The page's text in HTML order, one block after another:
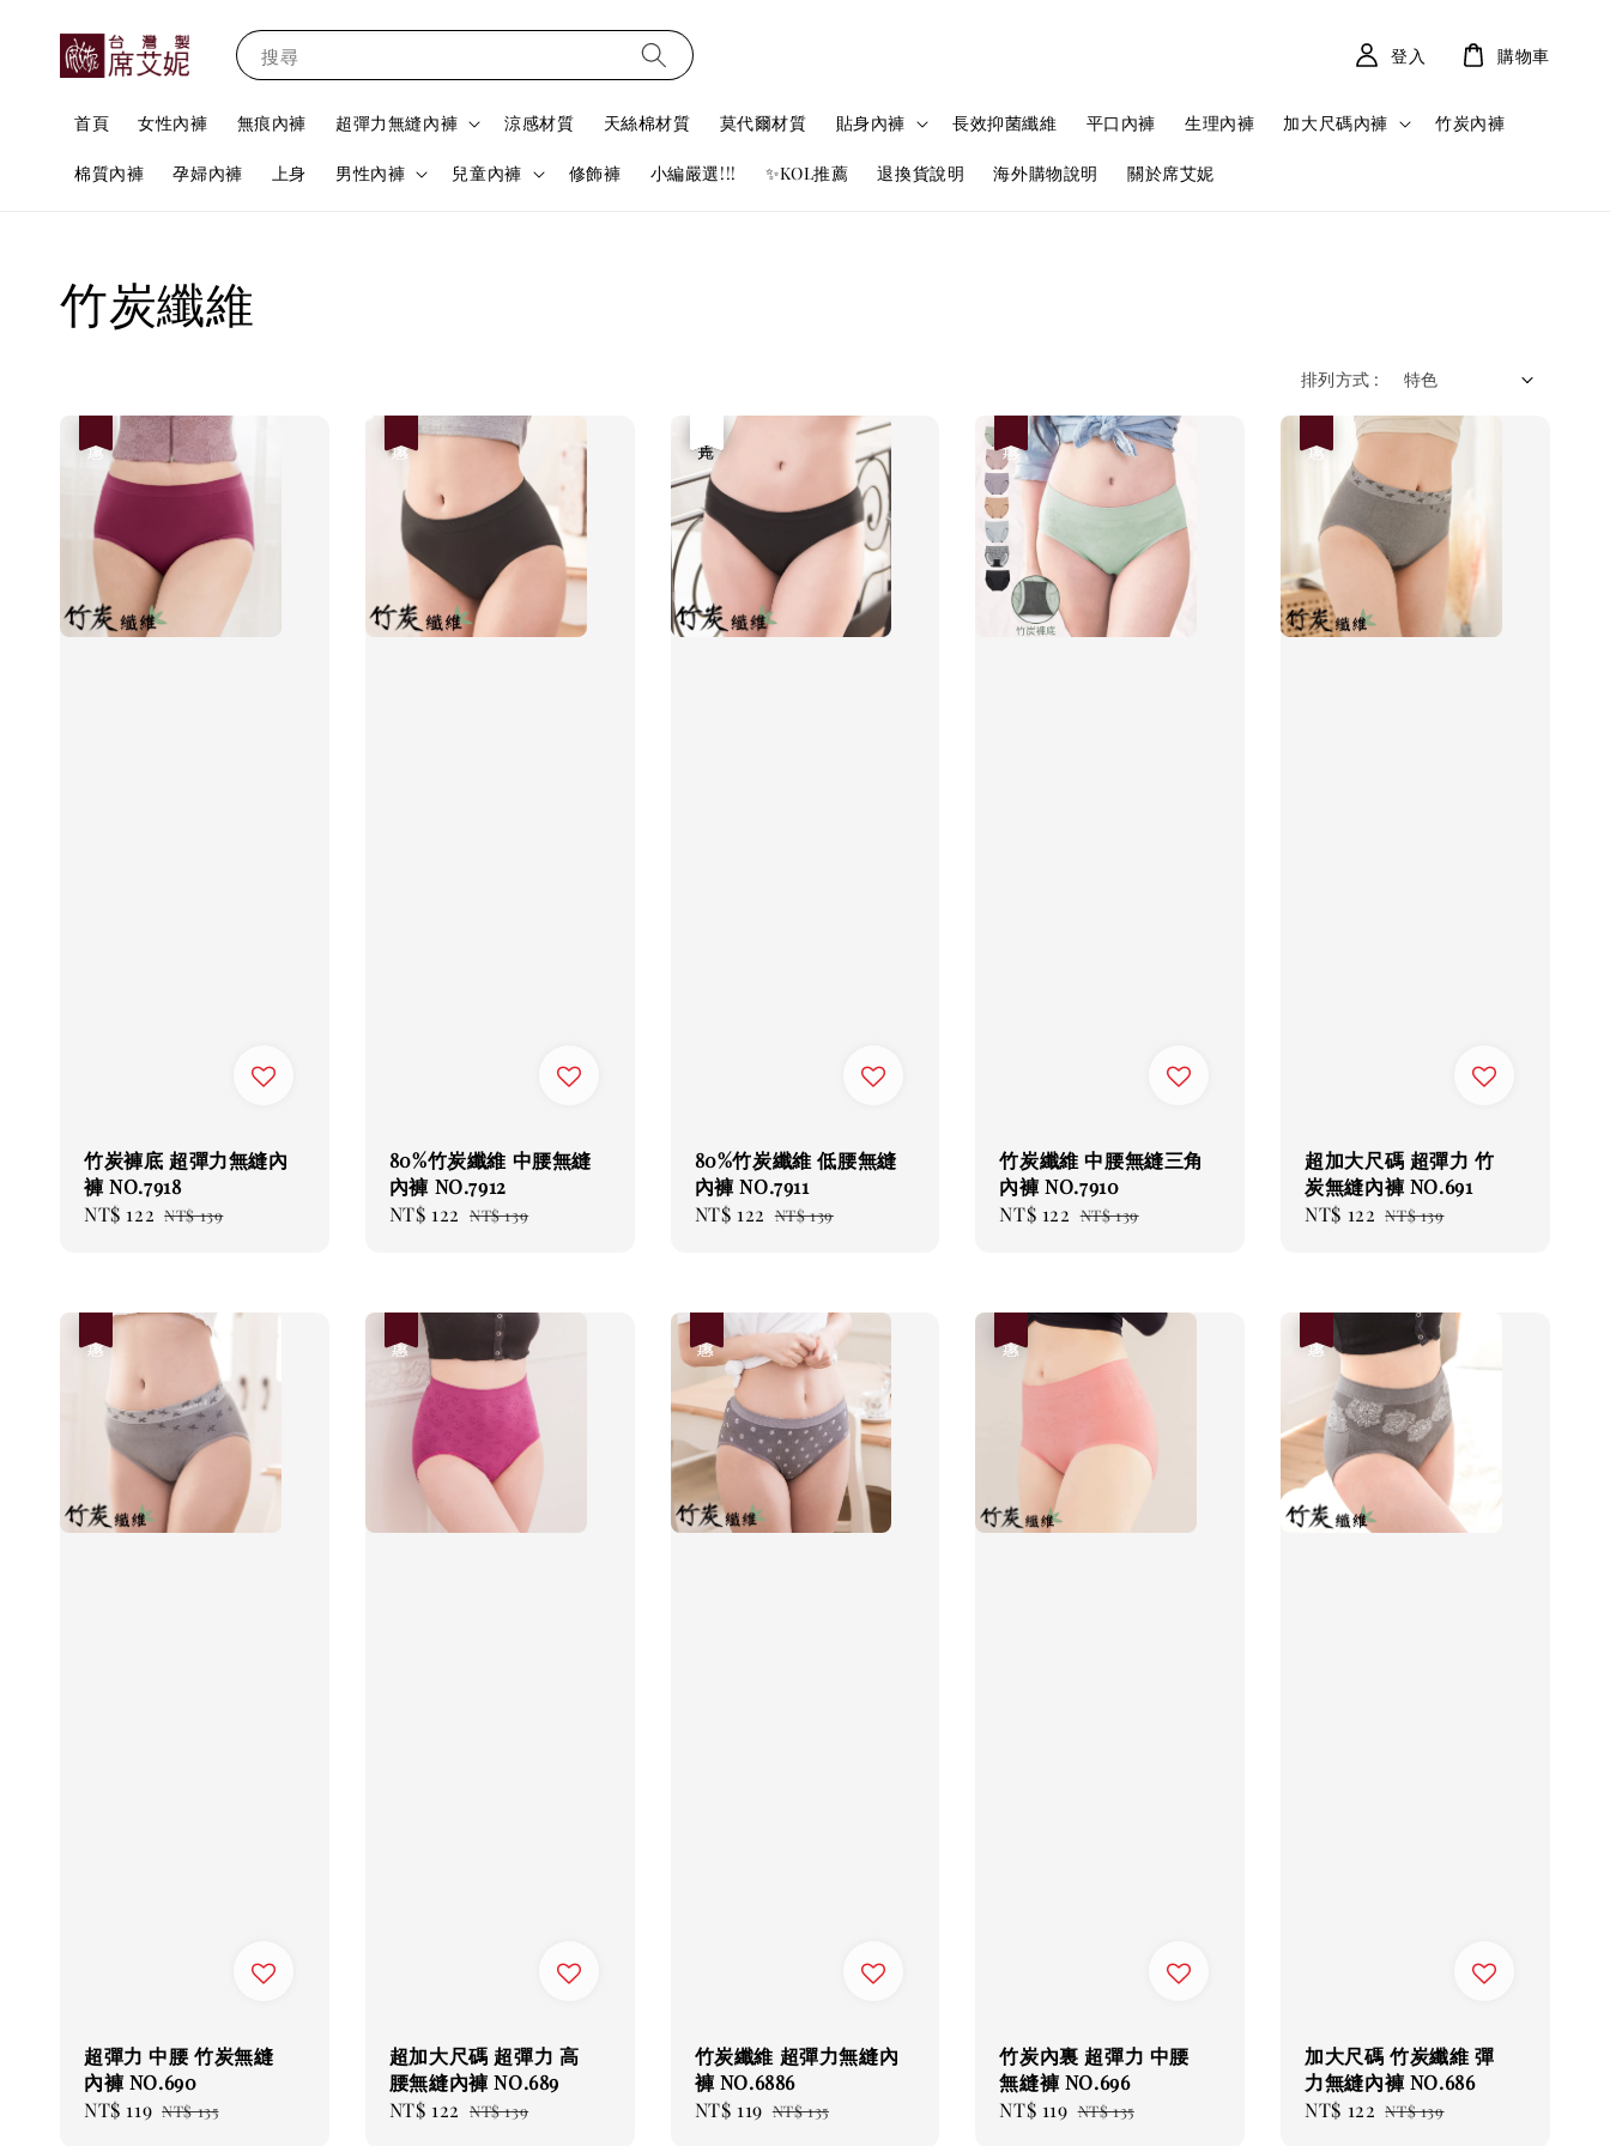
搜尋
首頁 女性內褲 無痕內褲 超彈力無縫內褲 涼感材質 天絲棉材質 莫代爾材質 貼身內褲 長效抑菌纖維 平口內褲 生理內褲 加大尺碼內褲 竹炭內褲
棉質內褲 孕婦內褲 上身 男性內褲 兒童內褲 修飾褲 小編嚴選!!! ✨KOL推薦 退換貨說明 海外購物說明 關於席艾妮
登入 購物車
竹炭纖維
排列方式 :
竹炭褲底 超彈力無縫內
褲 NO.7918
Sale
NT$ 122 Regular
NT$ 139
80%竹炭纖維 中腰無縫
內褲 NO.7912
Sale
NT$ 122 Regular
NT$ 139
80%竹炭纖維 低腰無縫
內褲 NO.7911
Sale
NT$ 122 Regular
NT$ 139
竹炭纖維 中腰無縫三角
內褲 NO.7910
Sale
NT$ 122 Regular
NT$ 139
超加大尺碼 超彈力 竹
炭無縫內褲 NO.691
Sale
NT$ 122 Regular
NT$ 139
超彈力 中腰 竹炭無縫
內褲 NO.690
Sale
NT$ 119 Regular
NT$ 135
超加大尺碼 超彈力 高
腰無縫內褲 NO.689
Sale
NT$ 122 Regular
NT$ 139
竹炭纖維 超彈力無縫內
褲 NO.6886
Sale
NT$ 119 Regular
NT$ 135
竹炭內裏 超彈力 中腰
無縫褲 NO.696
Sale
NT$ 119 Regular
NT$ 135
加大尺碼 竹炭纖維 彈
力無縫內褲 NO.686
Sale
NT$ 122 Regular
NT$ 139